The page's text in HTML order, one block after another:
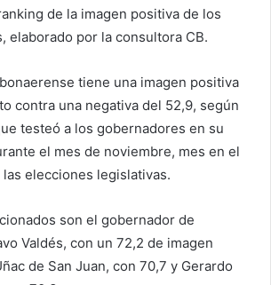
de la imagen positiva de los
elaborado por la consultora CB.
tiene una imagen positiva
contra una negativa del 52,9, según
testeó a los gobernadores en su
el mes de noviembre, mes en el
elecciones legislativas.
son el gobernador de
Valdés, con un 72,2 de imagen
de San Juan, con 70,7 y Gerardo